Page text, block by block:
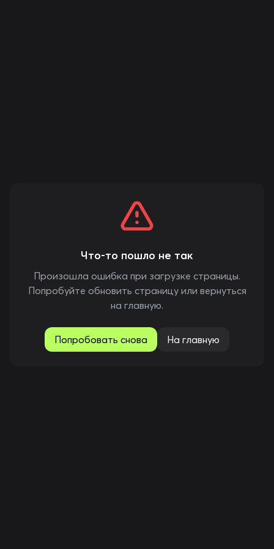
Что-то пошло не так
Произошла ошибка при загрузке страницы.
Попробуйте обновить страницу или вернуться
на главную.
Попробовать снова На главную